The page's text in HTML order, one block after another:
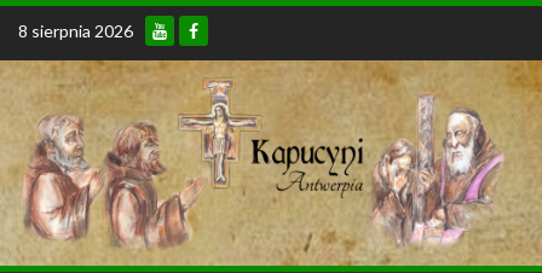
Skip
content
8 sierpnia 2026